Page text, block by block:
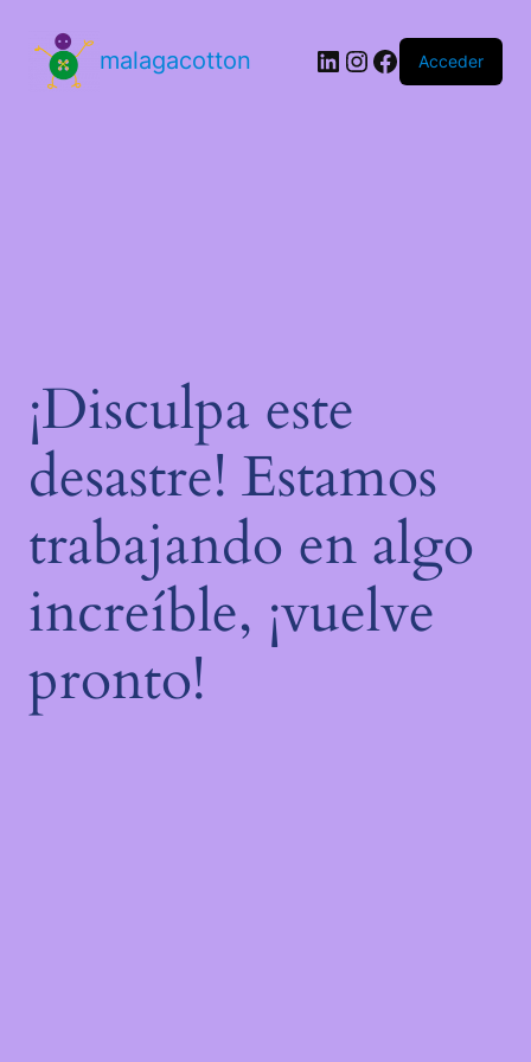
malagacotton Acceder
¡Disculpa este
desastre! Estamos
trabajando en algo
increíble, ¡vuelve
pronto!